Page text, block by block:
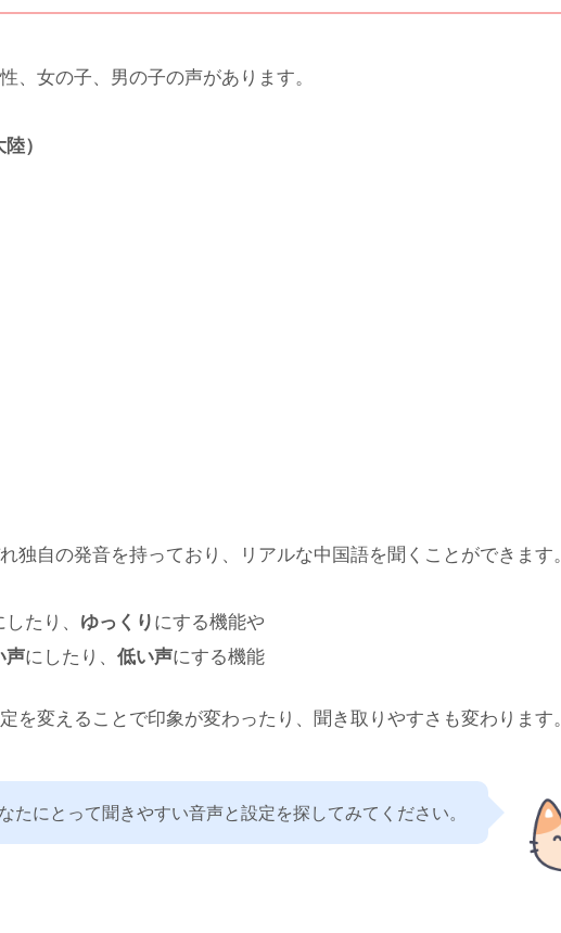
、女の子、男の子の声があります。
）
独自の発音を持っており、リアルな中国語を聞くことができます。
したり、 ゆっくりにする機能や
声にしたり、 低い声にする機能
を変えることで印象が変わったり、聞き取りやすさも変わります。
たにとって聞きやすい音声と設定を探してみてください。